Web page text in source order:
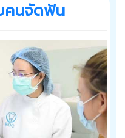
คนจัดฟัน